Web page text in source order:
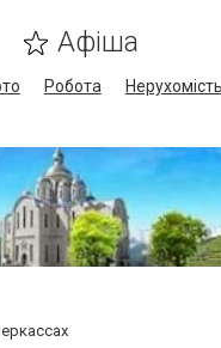
Афіша
Робота Нерухомість